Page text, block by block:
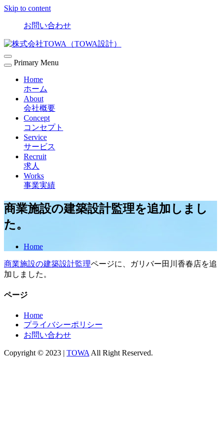
Skip to content
お問い合わせ
Primary Menu
Home
ホーム
About
会社概要
Concept
コンセプト
Service
サービス
Recruit
求人
Works
事業実績
商業施設の建築設計監理を追加しまし
た。
Home
商業施設の建築設計監理ページに、ガリバー田川香春店を追
加しました。
ページ
Home
プライバシーポリシー
お問い合わせ
Copyright © 2023 | TOWA All Right Reserved.